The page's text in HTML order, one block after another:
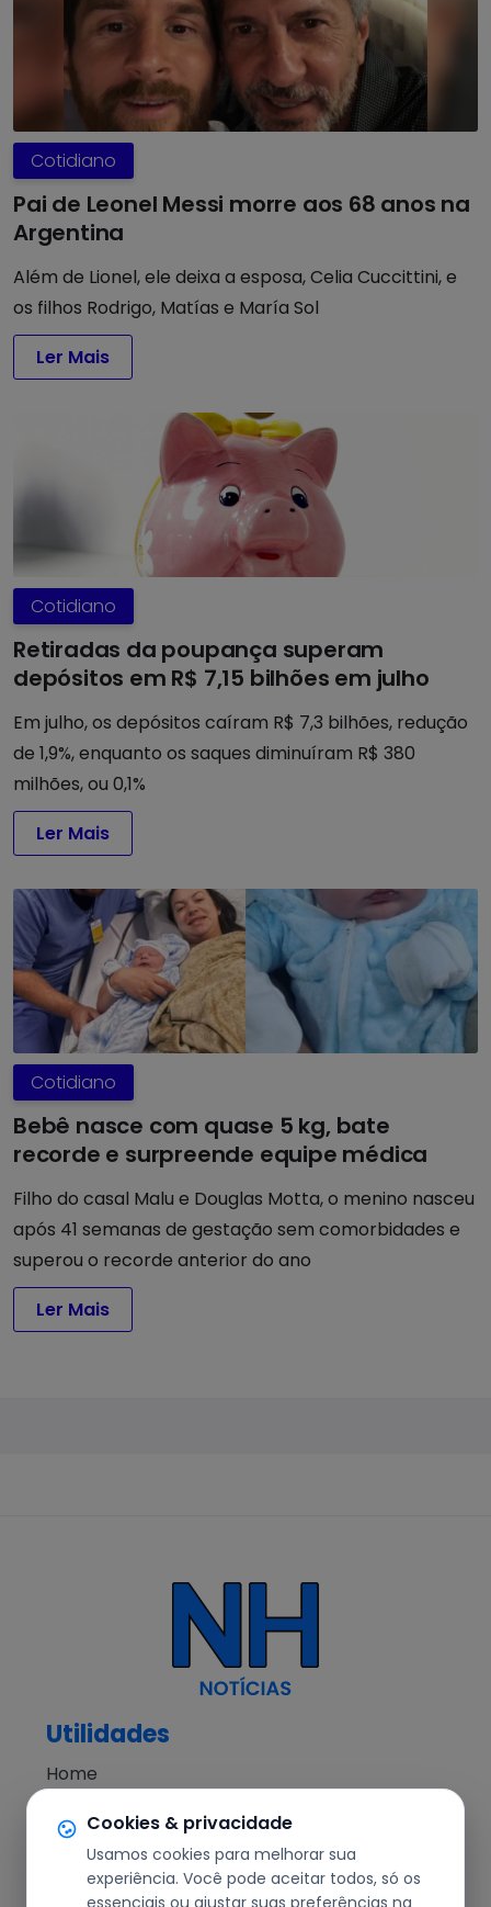
Cotidiano
Pai de Leonel Messi morre aos 68 anos na
Argentina
Além de Lionel, ele deixa a esposa, Celia Cuccittini, e
os filhos Rodrigo, Matías e María Sol
Ler Mais
Cotidiano
Retiradas da poupança superam
depósitos em R$ 7,15 bilhões em julho
Em julho, os depósitos caíram R$ 7,3 bilhões, redução
de 1,9%, enquanto os saques diminuíram R$ 380
milhões, ou 0,1%
Ler Mais
Cotidiano
Bebê nasce com quase 5 kg, bate
recorde e surpreende equipe médica
Filho do casal Malu e Douglas Motta, o menino nasceu
após 41 semanas de gestação sem comorbidades e
superou o recorde anterior do ano
Ler Mais
Utilidades
Home
Notícias
Editorial
Cookies & privacidade
Usamos cookies para melhorar sua
experiência. Você pode aceitar todos, só os
essenciais ou ajustar suas preferências na